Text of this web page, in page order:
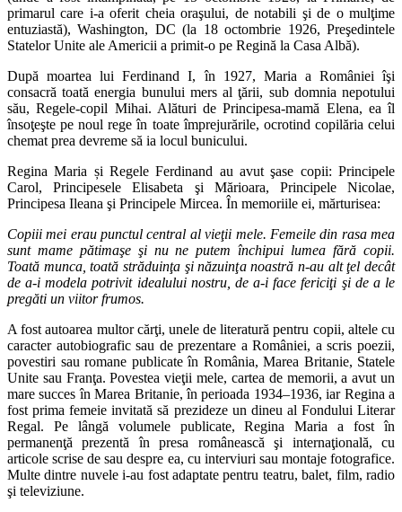
primarul care i-a oferit cheia oraşului, de notabili şi de o mulţime
entuziastă), Washington, DC (la 18 octombrie 1926, Preşedintele
Statelor Unite ale Americii a primit-o pe Regină la Casa Albă).
După moartea lui Ferdinand I, în 1927, Maria a României îşi
consacră toată energia bunului mers al ţării, sub domnia nepotului
său, Regele-copil Mihai. Alături de Principesa-mamă Elena, ea îl
însoţeşte pe noul rege în toate împrejurările, ocrotind copilăria celui
chemat prea devreme să ia locul bunicului.
Regina Maria și Regele Ferdinand au avut şase copii: Principele
Carol, Principesele Elisabeta şi Mărioara, Principele Nicolae,
Principesa Ileana şi Principele Mircea. În memoriile ei, mărturisea:
Copiii mei erau punctul central al vieţii mele. Femeile din rasa mea
sunt mame pătimaşe şi nu ne putem închipui lumea fără copii.
Toată munca, toată străduinţa şi năzuinţa noastră n-au alt ţel decât
de a-i modela potrivit idealului nostru, de a-i face fericiţi şi de a le
pregăti un viitor frumos.
A fost autoarea multor cărţi, unele de literatură pentru copii, altele cu
caracter autobiografic sau de prezentare a României, a scris poezii,
povestiri sau romane publicate în România, Marea Britanie, Statele
Unite sau Franţa. Povestea vieţii mele, cartea de memorii, a avut un
mare succes în Marea Britanie, în perioada 1934–1936, iar Regina a
fost prima femeie invitată să prezideze un dineu al Fondului Literar
Regal. Pe lângă volumele publicate, Regina Maria a fost în
permanenţă prezentă în presa românească şi internaţională, cu
articole scrise de sau despre ea, cu interviuri sau montaje fotografice.
Multe dintre nuvele i-au fost adaptate pentru teatru, balet, film, radio
şi televiziune.